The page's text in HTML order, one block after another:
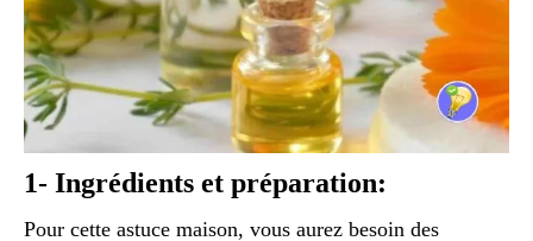
1- Ingrédients et préparation:
Pour cette astuce maison, vous aurez besoin des